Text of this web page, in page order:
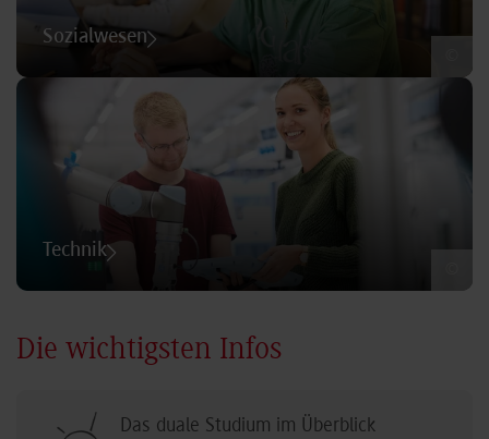
Sozialwesen
Technik
Die wichtigsten Infos
Das duale Studium im Überblick